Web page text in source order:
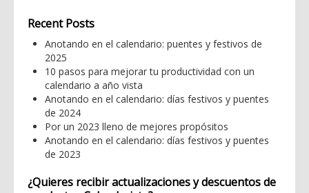
Recent Posts
Anotando en el calendario: puentes y festivos de
2025
10 pasos para mejorar tu productividad con un
calendario a año vista
Anotando en el calendario: días festivos y puentes
de 2024
Por un 2023 lleno de mejores propósitos
Anotando en el calendario: días festivos y puentes
de 2023
¿Quieres recibir actualizaciones y descuentos de